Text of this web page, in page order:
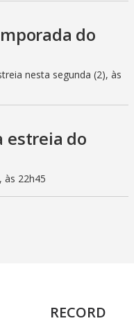
do
nesta segunda (2), às
estreia do
às 22h45
RECORD